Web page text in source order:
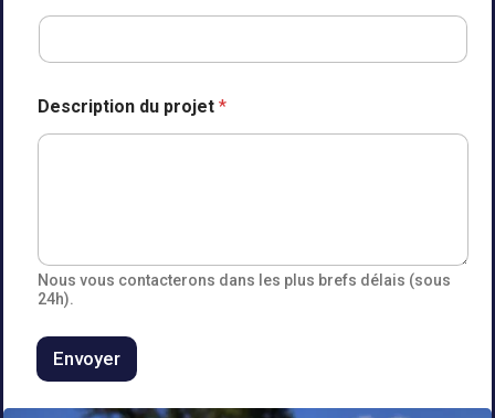
Description du projet *
Nous vous contacterons dans les plus brefs délais (sous
24h).
Envoyer